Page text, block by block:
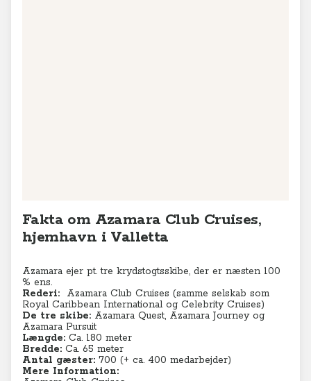
Fakta om Azamara Club Cruises,
hjemhavn i Valletta
Azamara ejer pt. tre krydstogtsskibe, der er næsten 100
% ens.
Rederi: Azamara Club Cruises (samme selskab som
Royal Caribbean International og Celebrity Cruises)
De tre skibe: Azamara Quest, Azamara Journey og
Azamara Pursuit
Længde: Ca. 180 meter
Bredde: Ca. 65 meter
Antal gæster: 700 (+ ca. 400 medarbejder)
Mere Information: